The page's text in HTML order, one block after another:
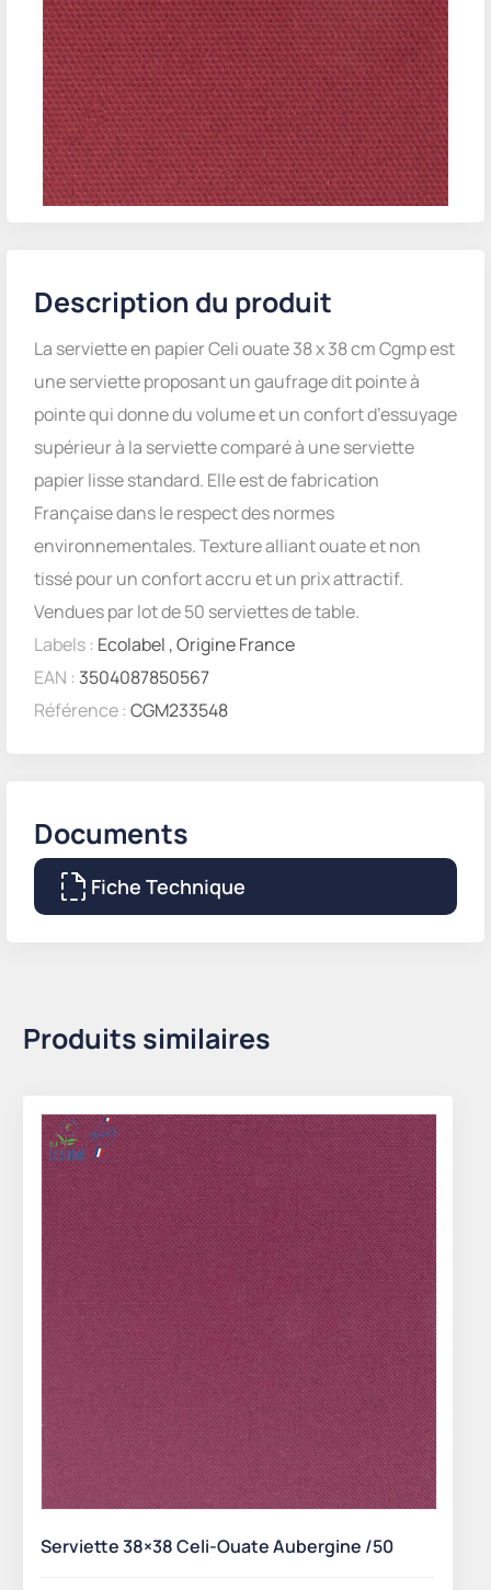
Description du produit
La serviette en papier Celi ouate 38 x 38 cm Cgmp est
une serviette proposant un gaufrage dit pointe à
pointe qui donne du volume et un confort d’essuyage
supérieur à la serviette comparé à une serviette
papier lisse standard. Elle est de fabrication
Française dans le respect des normes
environnementales. Texture alliant ouate et non
tissé pour un confort accru et un prix attractif.
Vendues par lot de 50 serviettes de table.
Labels : Ecolabel ,Origine France
EAN : 3504087850567
Référence : CGM233548
Documents
Fiche Technique
Produits similaires
Serviette 38×38 Celi-Ouate Aubergine /50